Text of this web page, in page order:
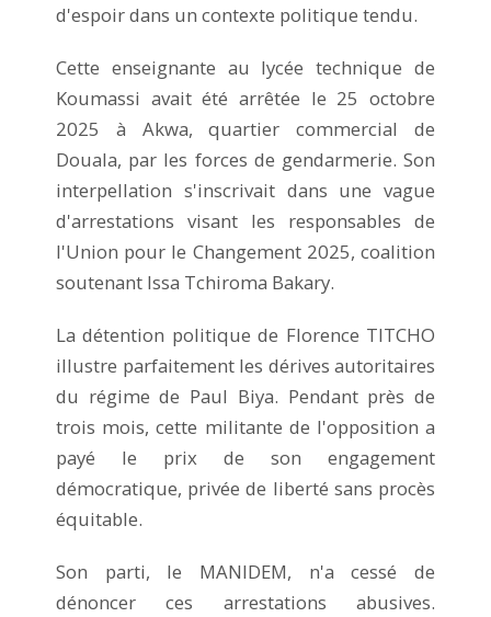
d'espoir dans un contexte politique tendu.
Cette enseignante au lycée technique de
Koumassi avait été arrêtée le 25 octobre
2025 à Akwa, quartier commercial de
Douala, par les forces de gendarmerie. Son
interpellation s'inscrivait dans une vague
d'arrestations visant les responsables de
l'Union pour le Changement 2025, coalition
soutenant Issa Tchiroma Bakary.
La détention politique de Florence TITCHO
illustre parfaitement les dérives autoritaires
du régime de Paul Biya. Pendant près de
trois mois, cette militante de l'opposition a
payé le prix de son engagement
démocratique, privée de liberté sans procès
équitable.
Son parti, le MANIDEM, n'a cessé de
dénoncer ces arrestations abusives.